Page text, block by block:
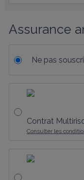
Assurance
Ne pas
Contrat
Consulter les